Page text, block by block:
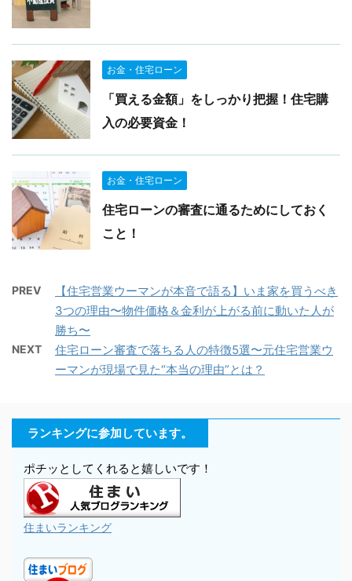
お金・住宅ローン
「買える金額」をしっかり把握！住宅購
入の必要資金！
お金・住宅ローン
住宅ローンの審査に通るためにしておく
こと！
PREV
【住宅営業ウーマンが本音で語る】いま家を買うべき
3つの理由〜物件価格＆金利が上がる前に動いた人が
勝ち〜
NEXT
住宅ローン審査で落ちる人の特徴5選〜元住宅営業ウ
ーマンが現場で見た“本当の理由”とは？
ランキングに参加しています。
ポチッとしてくれると嬉しいです！
住まいランキング